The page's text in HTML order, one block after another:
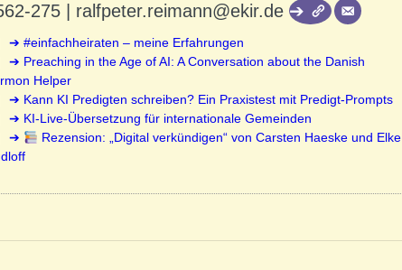
275 | ralfpeter.reimann@ekir.de
#einfachheiraten – meine Erfahrungen
Preaching in the Age of AI: A Conversation about the Danish
Helper
Kann KI Predigten schreiben? Ein Praxistest mit Predigt-Prompts
KI-Live-Übersetzung für internationale Gemeinden
Rezension: „Digital verkündigen“ von Carsten Haeske und Elke